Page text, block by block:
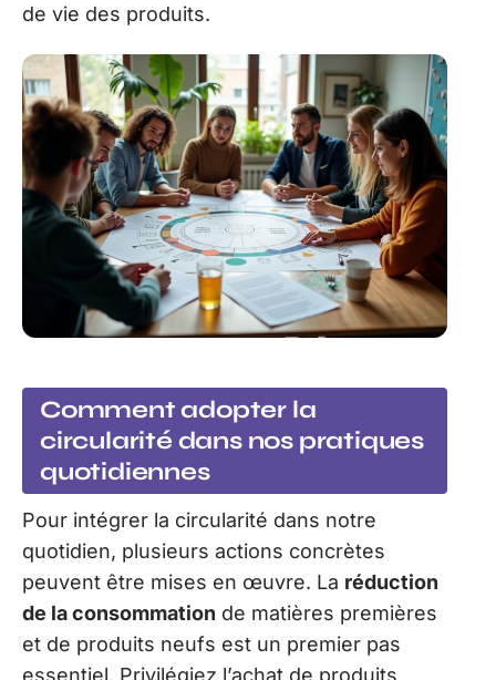
de vie des produits.
Comment adopter la
circularité dans nos pratiques
quotidiennes
Pour intégrer la circularité dans notre
quotidien, plusieurs actions concrètes
peuvent être mises en œuvre. La réduction
de la consommation de matières premières
et de produits neufs est un premier pas
essentiel. Privilégiez l’achat de produits